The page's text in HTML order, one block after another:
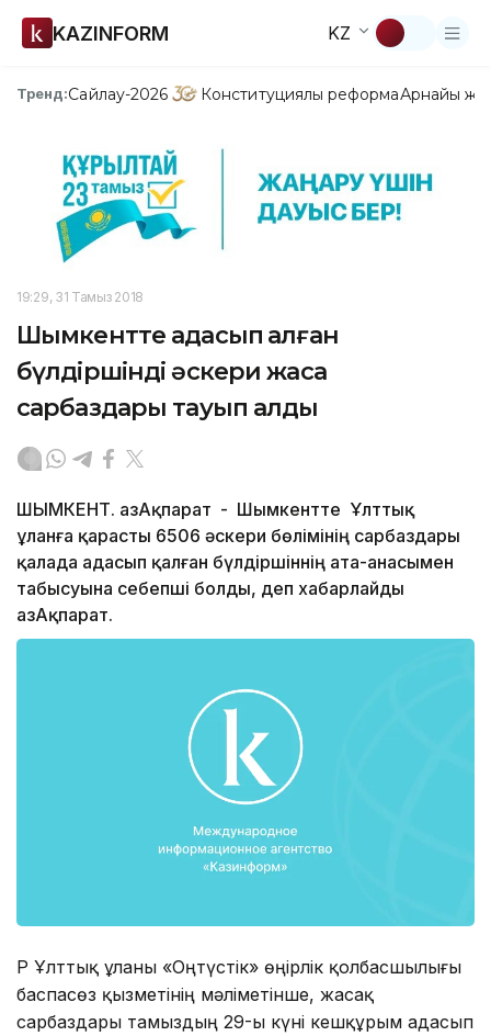
KAZINFORM KZ
Тренд:Сайлау-2026 Конституциялық реформаАрнайы
19:29, 31 Тамыз 2018
Шымкентте адасып қалған
бүлдіршінді әскери жасақ
сарбаздары тауып алды
ШЫМКЕНТ. ҚазАқпарат - Шымкентте Ұлттық
ұланға қарасты 6506 әскери бөлімінің сарбаздары
қалада адасып қалған бүлдіршіннің ата-анасымен
табысуына себепші болды, деп хабарлайды
ҚазАқпарат.
ҚР Ұлттық ұланы «Оңтүстік» өңірлік қолбасшылығы
баспасөз қызметінің мәліметінше, жасақ
сарбаздары тамыздың 29-ы күні кешқұрым адасып